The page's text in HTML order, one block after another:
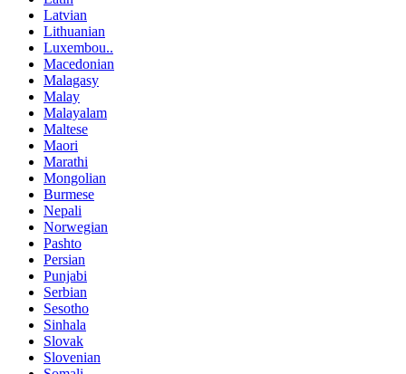
Latvian
Lithuanian
Luxembou..
Macedonian
Malagasy
Malay
Malayalam
Maltese
Maori
Marathi
Mongolian
Burmese
Nepali
Norwegian
Pashto
Persian
Punjabi
Serbian
Sesotho
Sinhala
Slovak
Slovenian